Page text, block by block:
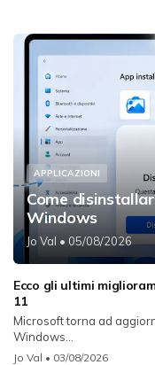
APPLICAZIONI
Come
Windows
Jo Val • 05/08/2026
Ecco gli ultimi
11
Microsoft torna ad
Windows...
Jo Val • 03/08/2026